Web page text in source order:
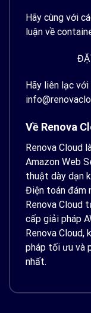
Hãy cùng với
luận về
Hãy liên lạc
Về Renova
Renova Cloud
Amazon Web
thuật dày dạn
Điện toán đám
Renova Cloud
cấp giải pháp
Renova Cloud,
pháp tối ưu và
nhất.